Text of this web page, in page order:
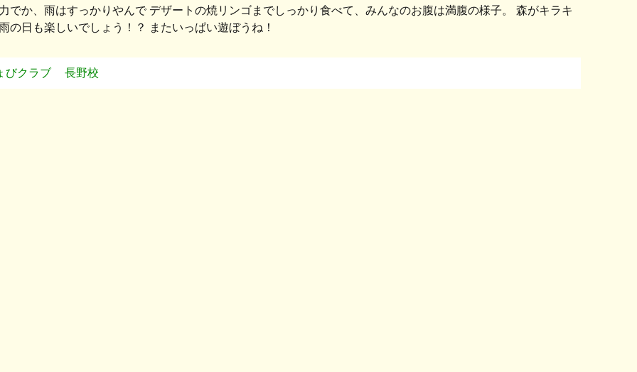
でか、雨はすっかりやんで デザートの焼リンゴまでしっかり食べて、みんなのお腹は満腹の様子。 森がキラキ
の日も楽しいでしょう！？ またいっぱい遊ぼうね！
びクラブ 長野校